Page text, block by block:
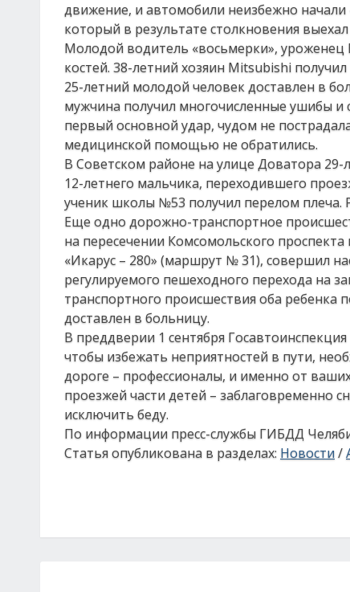
движение, и автомобили неизбежно начали
который в результате столкновения
Молодой водитель «восьмерки», уроженец
костей. 38-летний хозяин Mitsubishi
25-летний молодой человек доставлен в
мужчина получил многочисленные ушибы и
первый основной удар, чудом не
медицинской помощью не обратились.
В Советском районе на улице Доватора
12-летнего мальчика, переходившего
ученик школы №53 получил перелом плеча.
Еще одно дорожно-транспортное
на пересечении Комсомольского
«Икарус – 280» (маршрут № 31), совершил
регулируемого пешеходного перехода на
транспортного происшествия оба
доставлен в больницу.
В преддверии 1 сентября
чтобы избежать неприятностей в пути,
дороге – профессионалы, и именно от
проезжей части детей – заблаговременно
исключить беду.
По информации пресс-службы ГИБДД
Статья опубликована в разделах: Новости/